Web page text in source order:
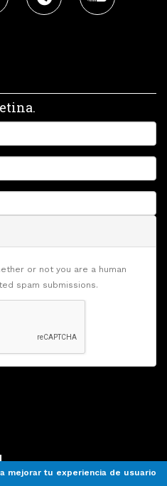
or not you are a human
spam submissions.
mejorar tu experiencia de usuario